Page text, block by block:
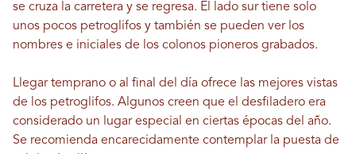
se cruza la carretera y se regresa. El lado sur tiene solo
unos pocos petroglifos y también se pueden ver los
nombres e iniciales de los colonos pioneros grabados.
Llegar temprano o al final del día ofrece las mejores vistas
de los petroglifos. Algunos creen que el desfiladero era
considerado un lugar especial en ciertas épocas del año.
Se recomienda encarecidamente contemplar la puesta de